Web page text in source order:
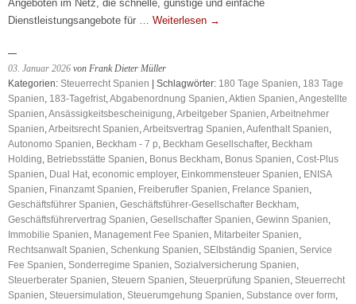
Angeboten im Netz, die schnelle, günstige und einfache
Dienstleistungsangebote für … Weiterlesen →
03. Januar 2026 von Frank Dieter Müller
Kategorien: Steuerrecht Spanien | Schlagwörter: 180 Tage Spanien, 183 Tage
Spanien, 183-Tagefrist,Abgabenordnung Spanien,Aktien Spanien,Angestellte
Spanien,Ansässigkeitsbescheinigung,Arbeitgeber Spanien,Arbeitnehmer
Spanien,Arbeitsrecht Spanien,Arbeitsvertrag Spanien,Aufenthalt Spanien,
Autonomo Spanien, Beckham - 7 p, Beckham Gesellschafter, Beckham
Holding, Betriebsstätte Spanien, Bonus Beckham, Bonus Spanien, Cost-Plus
Spanien, Dual Hat, economic employer, Einkommensteuer Spanien, ENISA
Spanien, Finanzamt Spanien, Freiberufler Spanien, Frelance Spanien,
Geschäftsführer Spanien, Geschäftsführer-Gesellschafter Beckham,
Geschäftsführervertrag Spanien, Gesellschafter Spanien, Gewinn Spanien,
Immobilie Spanien, Management Fee Spanien, Mitarbeiter Spanien,
Rechtsanwalt Spanien, Schenkung Spanien, SElbständig Spanien, Service
Fee Spanien, Sonderregime Spanien, Sozialversicherung Spanien,
Steuerberater Spanien, Steuern Spanien, Steuerprüfung Spanien, Steuerrecht
Spanien, Steuersimulation, Steuerumgehung Spanien, Substance over form,